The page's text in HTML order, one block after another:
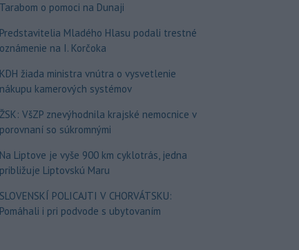
Tarabom o pomoci na Dunaji
Predstavitelia Mladého Hlasu podali trestné
oznámenie na I. Korčoka
KDH žiada ministra vnútra o vysvetlenie
nákupu kamerových systémov
ŽSK: VšZP znevýhodnila krajské nemocnice v
porovnaní so súkromnými
Na Liptove je vyše 900 km cyklotrás, jedna
približuje Liptovskú Maru
SLOVENSKÍ POLICAJTI V CHORVÁTSKU:
Pomáhali i pri podvode s ubytovaním